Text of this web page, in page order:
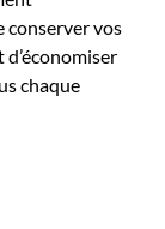
conserver vos
chaque